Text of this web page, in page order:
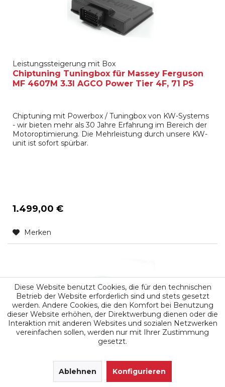
Leistungssteigerung mit Box
Chiptuning Tuningbox für Massey Ferguson
MF 4607M 3.3l AGCO Power Tier 4F, 71 PS
Chiptuning mit Powerbox / Tuningbox von KW-Systems
- wir bieten mehr als 30 Jahre Erfahrung im Bereich der
Motoroptimierung. Die Mehrleistung durch unsere KW-
unit ist sofort spürbar.
1.499,00 €
Merken
Chiptuning Tuningbox für Massey Ferguson
MF 4608 3.3L AGCO Power 33AWIC Tier 4i, 82
Diese Website benutzt Cookies, die für den technischen
Betrieb der Website erforderlich sind und stets gesetzt
werden. Andere Cookies, die den Komfort bei Benutzung
dieser Website erhöhen, der Direktwerbung dienen oder die
Interaktion mit anderen Websites und sozialen Netzwerken
vereinfachen sollen, werden nur mit Ihrer Zustimmung
gesetzt.
Ablehnen Konfigurieren
SEHR GUT (4.9 / 5)
Bewertungen bei: google.de, shopvote.de ⓘ
Informationen zur Echtheit der Bewertungen